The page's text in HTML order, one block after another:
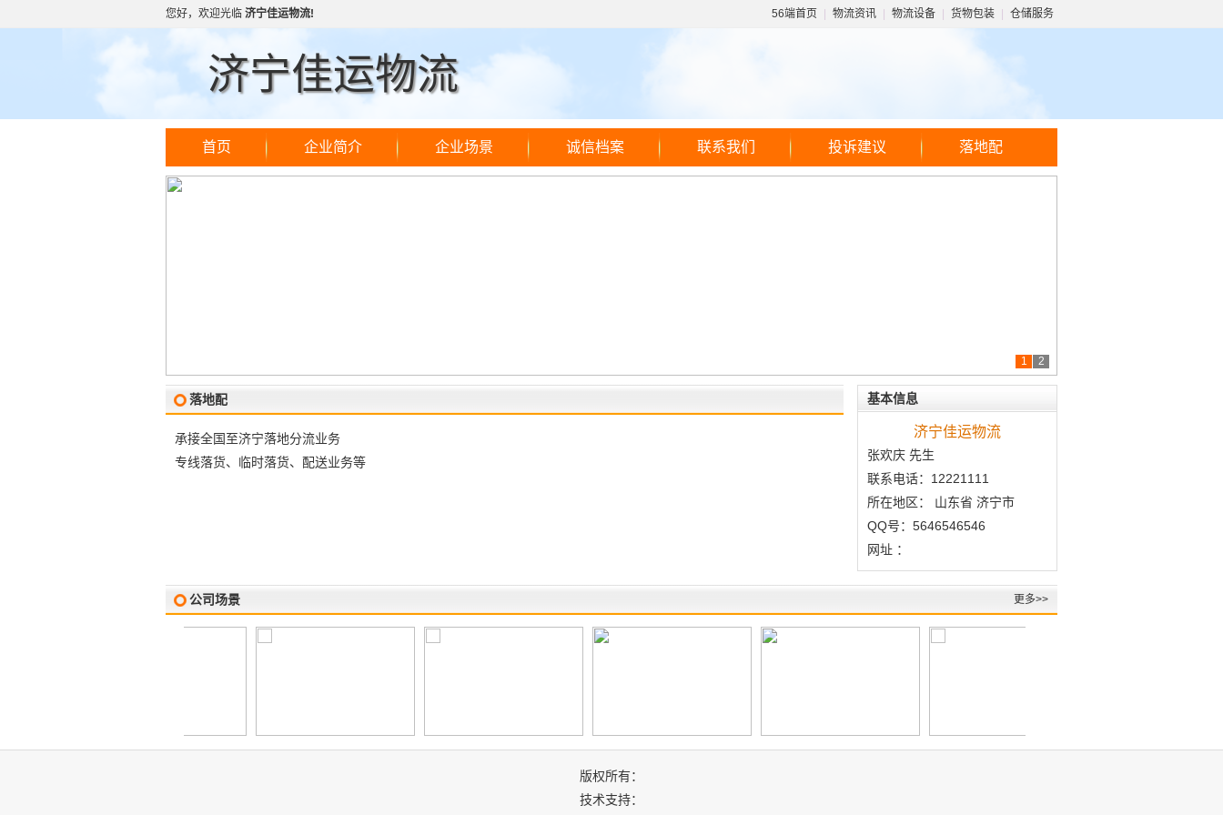
您好，欢迎光临 济宁佳运物流! 56端首页 物流资讯 物流设备 货物包装 仓储服务
济宁佳运物流
首页 企业简介 企业场景 诚信档案 联系我们 投诉建议 落地配
1 2
落地配
承接全国至济宁落地分流业务
专线落货、临时落货、配送业务等
基本信息
济宁佳运物流
张欢庆 先生
联系电话：12221111
所在地区： 山东省 济宁市
QQ号：5646546546
网址 ：
更多>>
公司场景
版权所有：
技术支持：